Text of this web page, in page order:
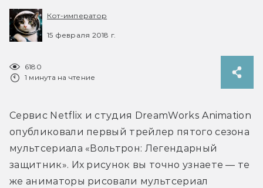
Кот-император
15 февраля 2018 г.
6180
1 минута на чтение
Сервис Netflix и студия DreamWorks Animation
опубликовали первый трейлер пятого сезона
мультсериала «Вольтрон: Легендарный
защитник». Их рисунок вы точно узнаете — те
же аниматоры рисовали мультсериал